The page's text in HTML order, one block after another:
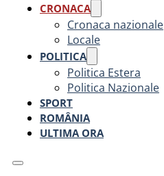
CRONACA
Cronaca nazionale
Locale
POLITICA
Politica Estera
Politica Nazionale
SPORT
ROMÂNIA
ULTIMA ORA